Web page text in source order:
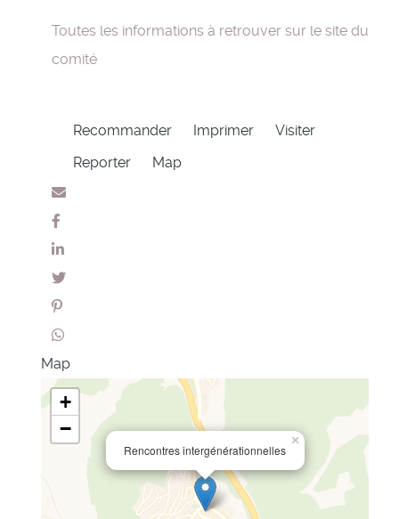
Toutes les informations à retrouver sur le site du
comité
Recommander Imprimer
Visiter
Reporter
Map
Map
Rencontres intergénérationnelles
×
+
−